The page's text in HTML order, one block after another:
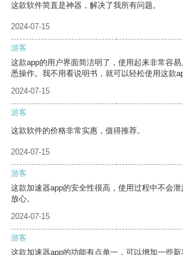
这款软件简直是神器，解决了我所有问题。
2024-07-15
游客
这款app的用户界面简洁明了，使用起来非常容
悉操作。我不用看说明书，就可以轻松使用这款
2024-07-15
游客
这款软件的价格非常实惠，值得推荐。
2024-07-15
游客
这款加速器app的安全性很高，使用过程中不会
放心。
2024-07-15
游客
这款加速器app的功能有点单一，可以增加一些